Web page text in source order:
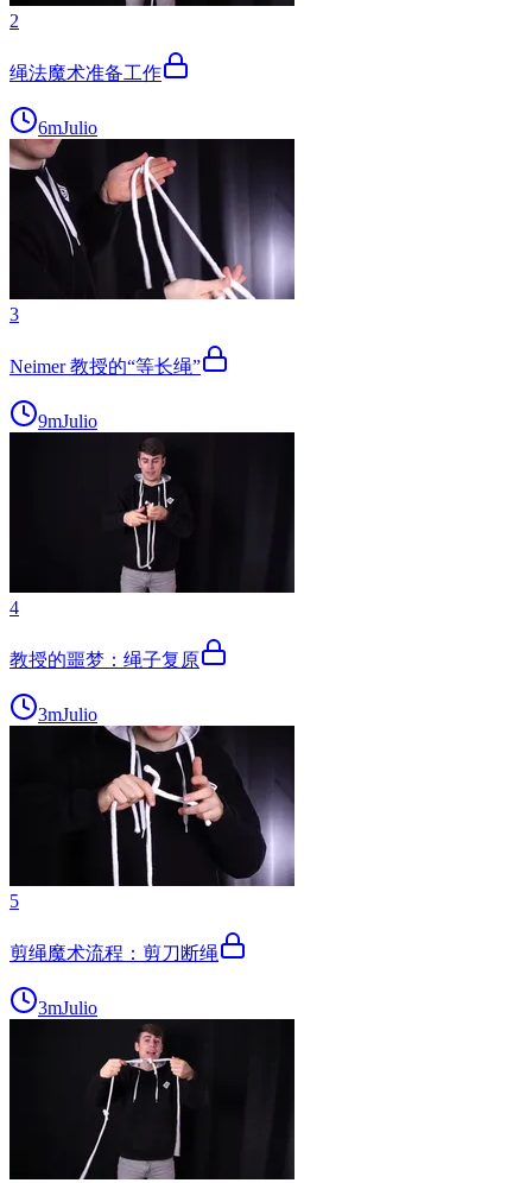
2
绳法魔术准备工作
6mJulio
3
Neimer 教授的“等长绳”
9mJulio
4
教授的噩梦：绳子复原
3mJulio
5
剪绳魔术流程：剪刀断绳
3mJulio